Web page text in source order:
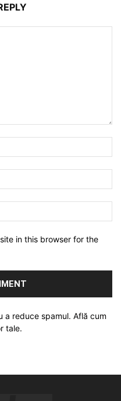
in this browser for the
a reduce spamul. Află cum
tale.